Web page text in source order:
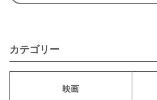
カテゴリー
映画